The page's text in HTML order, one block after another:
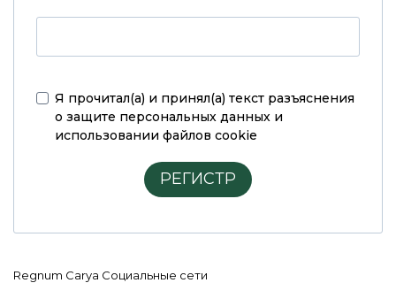
Я прочитал(а) и принял(а) текст разъяснения
о защите персональных данных и
использовании файлов cookie
РЕГИСТР
Regnum Carya Социальные сети